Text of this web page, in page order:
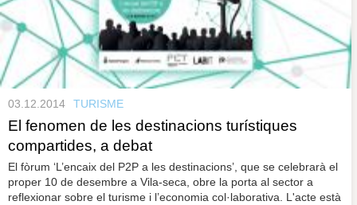
03.12.2014 TURISME
El fenomen de les destinacions turístiques
compartides, a debat
El fòrum ‘L’encaix del P2P a les destinacions’, que se celebrarà el
proper 10 de desembre a Vila-seca, obre la porta al sector a
reflexionar sobre el turisme i l’economia col·laborativa. L'acte està